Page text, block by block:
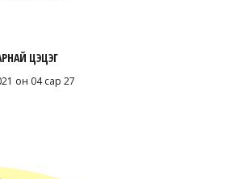
ЦЭЦЭГ
он 04 сар 27